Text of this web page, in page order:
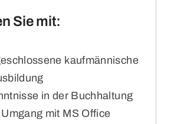
Sie mit:
kaufmännische
in der Buchhaltung
mit MS Office